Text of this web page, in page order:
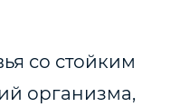
со стойким
организма,